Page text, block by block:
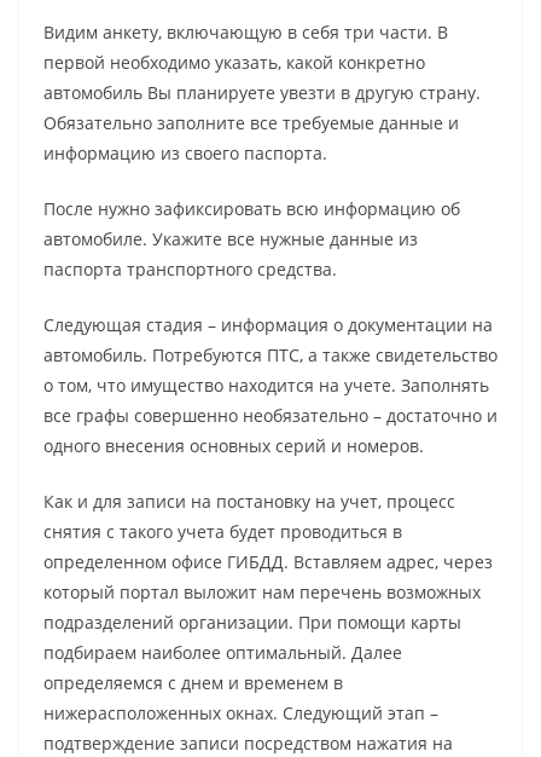
Видим анкету, включающую в себя три части. В
первой необходимо указать, какой конкретно
автомобиль Вы планируете увезти в другую страну.
Обязательно заполните все требуемые данные и
информацию из своего паспорта.
После нужно зафиксировать всю информацию об
автомобиле. Укажите все нужные данные из
паспорта транспортного средства.
Следующая стадия – информация о документации на
автомобиль. Потребуются ПТС, а также свидетельство
о том, что имущество находится на учете. Заполнять
все графы совершенно необязательно – достаточно и
одного внесения основных серий и номеров.
Как и для записи на постановку на учет, процесс
снятия с такого учета будет проводиться в
определенном офисе ГИБДД. Вставляем адрес, через
который портал выложит нам перечень возможных
подразделений организации. При помощи карты
подбираем наиболее оптимальный. Далее
определяемся с днем и временем в
нижерасположенных окнах. Следующий этап –
подтверждение записи посредством нажатия на